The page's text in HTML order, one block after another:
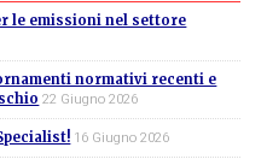
le emissioni nel settore
normativi recenti e
22 Giugno 2026
16 Giugno 2026